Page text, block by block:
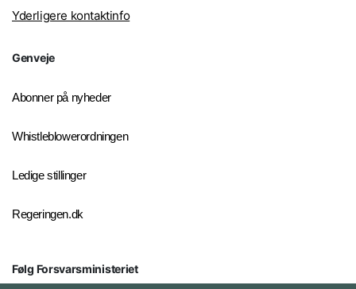
Yderligere kontaktinfo
Genveje
Abonner på nyheder
Whistleblowerordningen
Ledige stillinger
Regeringen.dk
Følg Forsvarsministeriet